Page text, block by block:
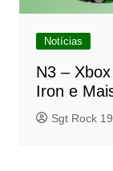
Notícias
N3 –
Iron e
Sgt Rock